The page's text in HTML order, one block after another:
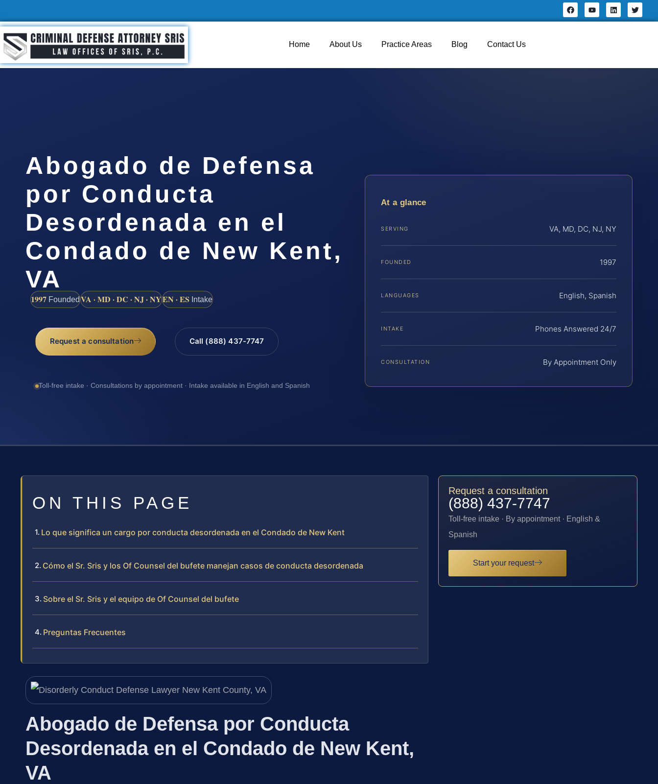
Home About Us Practice Areas Blog Contact Us
Abogado de Defensa
por Conducta
Desordenada en el
Condado de New Kent,
VA
1997 FoundedVA · MD · DC · NJ · NYEN · ES Intake
Request a consultation Call (888) 437-7747
Toll-free intake · Consultations by appointment · Intake available in English and Spanish
At a glance
SERVING VA, MD, DC, NJ, NY
FOUNDED 1997
LANGUAGES English, Spanish
INTAKE Phones Answered 24/7
CONSULTATION By Appointment Only
ON THIS PAGE
Lo que significa un cargo por conducta desordenada en el Condado de New Kent
Cómo el Sr. Sris y los Of Counsel del bufete manejan casos de conducta desordenada
Sobre el Sr. Sris y el equipo de Of Counsel del bufete
Preguntas Frecuentes
Abogado de Defensa por Conducta
Desordenada en el Condado de New Kent,
VA
Request a consultation
(888) 437-7747
Toll-free intake · By appointment · English &
Spanish
Start your request